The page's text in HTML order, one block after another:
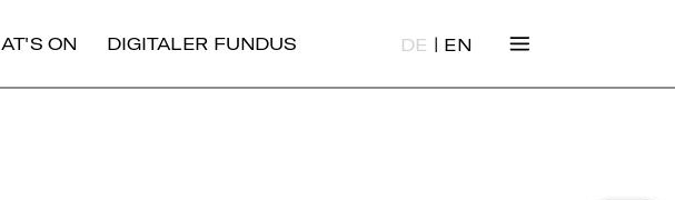
ON DIGITALER FUNDUS DE | EN